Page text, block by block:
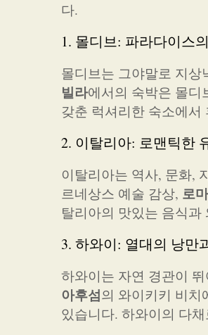
다.
1. 몰디브: 파라다이스
몰디브는 그야말로 지상
빌라에서의 숙박은 몰디
갖춘 럭셔리한 숙소에
2. 이탈리아: 로맨틱한
이탈리아는 역사, 문화,
르네상스 예술 감상, 로마
탈리아의 맛있는 음식
3. 하와이: 열대의 낭만
하와이는 자연 경관이
아후섬의 와이키키 비치
있습니다. 하와이의 다